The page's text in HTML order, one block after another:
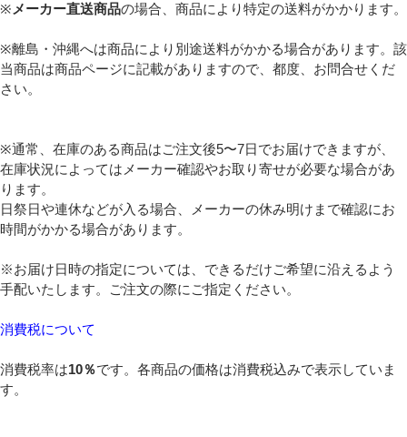
※ メーカー直送商品の場合、商品により特定の送料がかかります。
※離島・沖縄へは商品により別途送料がかかる場合があります。該
当商品は商品ページに記載がありますので、都度、お問合せくだ
さい。
※通常、在庫のある商品はご注文後5〜7日でお届けできますが、
在庫状況によってはメーカー確認やお取り寄せが必要な場合があ
ります。
日祭日や連休などが入る場合、メーカーの休み明けまで確認にお
時間がかかる場合があります。
※お届け日時の指定については、できるだけご希望に沿えるよう
手配いたします。ご注文の際にご指定ください。
消費税について
消費税率は10％です。各商品の価格は消費税込みで表示していま
す。